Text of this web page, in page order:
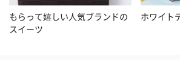
もらって嬉しい人気ブランドの
スイーツ
ホワイト